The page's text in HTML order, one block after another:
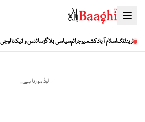
ٹرینڈنگاسلام آبادکشمیرجرائمسیاسی بلاگزسائنس و ٹیکنالوجی
لوڈ ہو رہا ہے...